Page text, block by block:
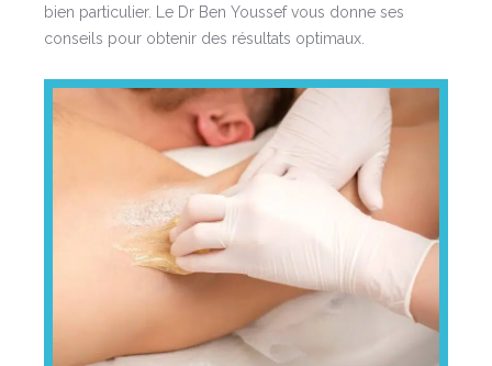
bien particulier. Le Dr Ben Youssef vous donne ses
conseils pour obtenir des résultats optimaux.